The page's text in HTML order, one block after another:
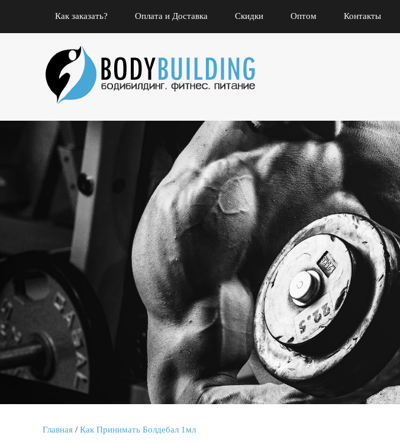
Как заказать? Оплата и Доставка Скидки Оптом Контакты
Главная / Как Принимать Болдебал 1мл